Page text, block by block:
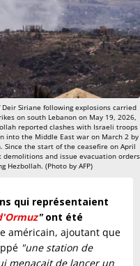
Siriane following explosions carried
on south Lebanon on May 19, 2026,
reported clashes with Israeli troops
into the Middle East war on March 2 by
the start of the ceasefire on April
and issue evacuation orders
Hezbollah. (Photo by AFP)
qui représentaient
"ont été
américain, ajoutant que
"une station de
menaçait de lancer un